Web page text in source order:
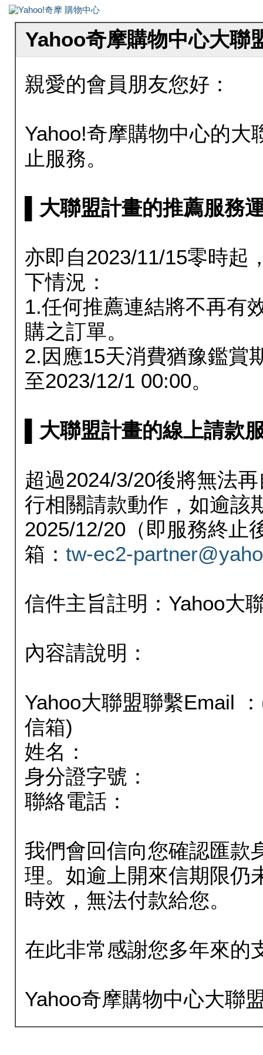
Yahoo奇摩購物中心大聯
親愛的會員朋友您好：
Yahoo!奇摩購物中心的大
止服務。
▌大聯盟計畫的推薦服務
亦即自2023/11/15零時起
下情況：
1.任何推薦連結將不再有
購之訂單。
2.因應15天消費猶豫鑑賞
至2023/12/1 00:00。
▌大聯盟計畫的線上請款
超過2024/3/20後將無法
行相關請款動作，如逾該
2025/12/20（即服務終止
箱： tw-ec2-
信件主旨註明：Yahoo大
內容請說明：
Yahoo大聯盟聯繫Email
信箱)
姓名：
身分證字號：
聯絡電話：
我們會回信向您確認匯款
理。如逾上開來信期限仍
時效，無法付款給您。
在此非常感謝您多年來的
Yahoo奇摩購物中心大